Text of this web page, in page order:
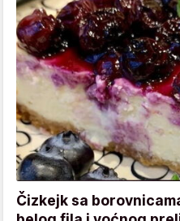
Čizkejk sa